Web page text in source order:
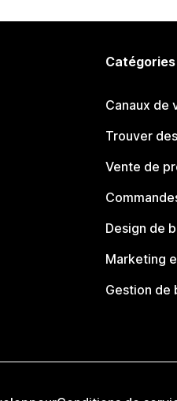
Canaux de
Trouver
Vente de
Design de
Marketing
Gestion de